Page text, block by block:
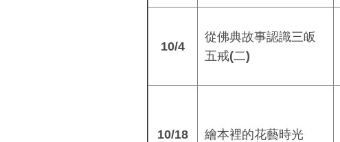
10/4
從佛典故事認識三皈
五戒(二)
10/18 繪本裡的花藝時光